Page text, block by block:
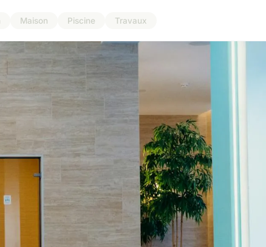
Maison Piscine Travaux